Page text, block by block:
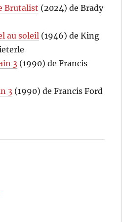
Brutalist (2024) de Brady
au soleil (1946) de King
3 (1990) de Francis
3 (1990) de Francis Ford